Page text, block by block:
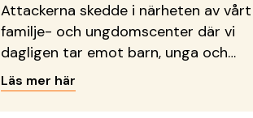
Attackerna skedde i närheten av vårt
familje- och ungdomscenter där vi
dagligen tar emot barn, unga och
familjer.
Läs mer här